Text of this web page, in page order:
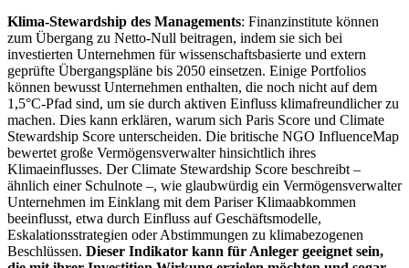
Klima-Stewardship des Managements: Finanzinstitute können
zum Übergang zu Netto-Null beitragen, indem sie sich bei
investierten Unternehmen für wissenschaftsbasierte und extern
geprüfte Übergangspläne bis 2050 einsetzen. Einige Portfolios
können bewusst Unternehmen enthalten, die noch nicht auf dem
1,5°C-Pfad sind, um sie durch aktiven Einfluss klimafreundlicher zu
machen. Dies kann erklären, warum sich Paris Score und Climate
Stewardship Score unterscheiden. Die britische NGO InfluenceMap
bewertet große Vermögensverwalter hinsichtlich ihres
Klimaeinflusses. Der Climate Stewardship Score beschreibt –
ähnlich einer Schulnote –, wie glaubwürdig ein Vermögensverwalter
Unternehmen im Einklang mit dem Pariser Klimaabkommen
beeinflusst, etwa durch Einfluss auf Geschäftsmodelle,
Eskalationsstrategien oder Abstimmungen zu klimabezogenen
Beschlüssen. Dieser Indikator kann für Anleger geeignet sein,